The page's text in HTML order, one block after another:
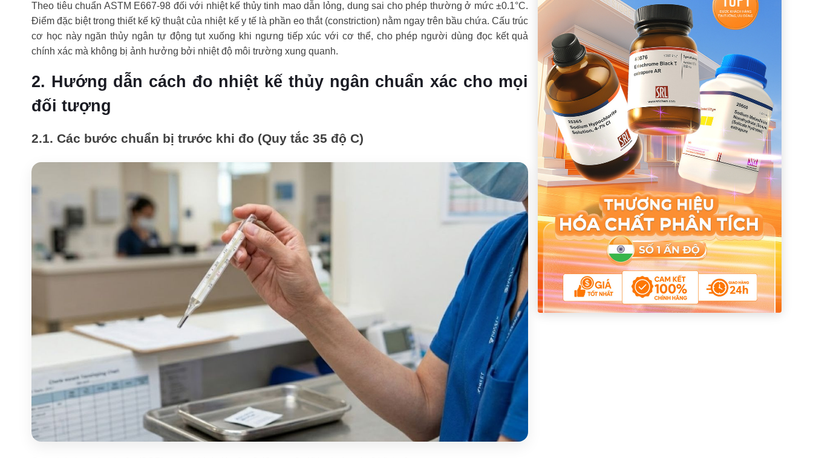
Theo tiêu chuẩn ASTM E667-98 đối với nhiệt kế thủy tinh mao dẫn lỏng, dung sai cho phép thường ở mức ±0.1°C.
Điểm đặc biệt trong thiết kế kỹ thuật của nhiệt kế y tế là phần eo thắt (constriction) nằm ngay trên bầu chứa. Cấu trúc
cơ học này ngăn thủy ngân tự động tụt xuống khi ngưng tiếp xúc với cơ thể, cho phép người dùng đọc kết quả
chính xác mà không bị ảnh hưởng bởi nhiệt độ môi trường xung quanh.
2. Hướng dẫn cách đo nhiệt kế thủy ngân chuẩn xác cho mọi
đối tượng
2.1. Các bước chuẩn bị trước khi đo (Quy tắc 35 độ C)